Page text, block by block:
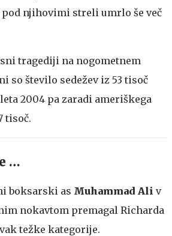
njihovimi streli umrlo še več
tragediji na nogometnem
so število sedežev iz 53 tisoč
2004 pa zaradi ameriškega
tisoč.
…
boksarski as Muhammad Ali v
nokavtom premagal Richarda
težke kategorije.